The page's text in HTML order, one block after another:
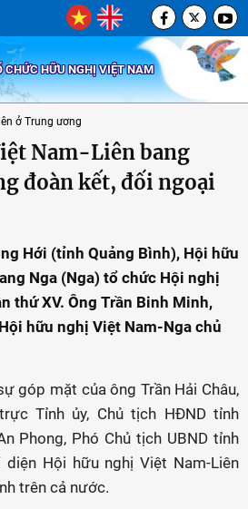
CHỨC HỮU NGHỊ VIỆT NAM
ở Trung ương
Nam-Liên bang
đoàn kết, đối ngoại
Hới (tỉnh Quảng Bình), Hội hữu
Nga (Nga) tổ chức Hội nghị
thứ XV. Ông Trần Binh Minh,
hữu nghị Việt Nam-Nga chủ
góp mặt của ông Trần Hải Châu,
Tỉnh ủy, Chủ tịch HĐND tỉnh
Phong, Phó Chủ tịch UBND tỉnh
diện Hội hữu nghị Việt Nam-Liên
trên cả nước.